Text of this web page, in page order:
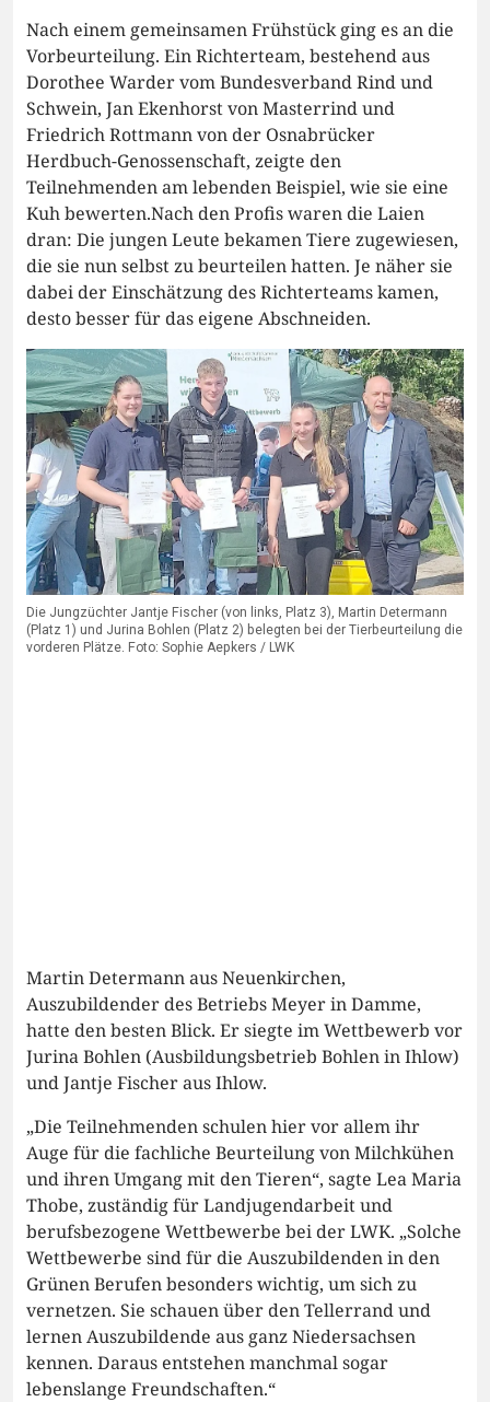
Nach einem gemeinsamen Frühstück ging es an die
Vorbeurteilung. Ein Richterteam, bestehend aus
Dorothee Warder vom Bundesverband Rind und
Schwein, Jan Ekenhorst von Masterrind und
Friedrich Rottmann von der Osnabrücker
Herdbuch-Genossenschaft, zeigte den
Teilnehmenden am lebenden Beispiel, wie sie eine
Kuh bewerten.Nach den Profis waren die Laien
dran: Die jungen Leute bekamen Tiere zugewiesen,
die sie nun selbst zu beurteilen hatten. Je näher sie
dabei der Einschätzung des Richterteams kamen,
desto besser für das eigene Abschneiden.
Die Jungzüchter Jantje Fischer (von links, Platz 3), Martin Determann
(Platz 1) und Jurina Bohlen (Platz 2) belegten bei der Tierbeurteilung die
vorderen Plätze. Foto: Sophie Aepkers / LWK
Martin Determann aus Neuenkirchen,
Auszubildender des Betriebs Meyer in Damme,
hatte den besten Blick. Er siegte im Wettbewerb vor
Jurina Bohlen (Ausbildungsbetrieb Bohlen in Ihlow)
und Jantje Fischer aus Ihlow.
„Die Teilnehmenden schulen hier vor allem ihr
Auge für die fachliche Beurteilung von Milchkühen
und ihren Umgang mit den Tieren“, sagte Lea Maria
Thobe, zuständig für Landjugendarbeit und
berufsbezogene Wettbewerbe bei der LWK. „Solche
Wettbewerbe sind für die Auszubildenden in den
Grünen Berufen besonders wichtig, um sich zu
vernetzen. Sie schauen über den Tellerrand und
lernen Auszubildende aus ganz Niedersachsen
kennen. Daraus entstehen manchmal sogar
lebenslange Freundschaften.“